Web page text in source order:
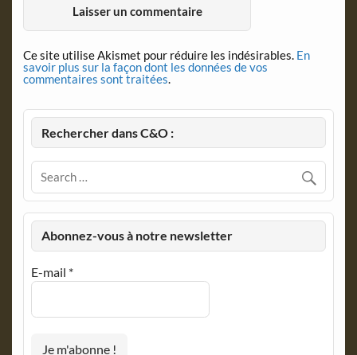
Ce site utilise Akismet pour réduire les indésirables. En
savoir plus sur la façon dont les données de vos
commentaires sont traitées.
Rechercher dans C&O :
Abonnez-vous à notre newsletter
E-mail *